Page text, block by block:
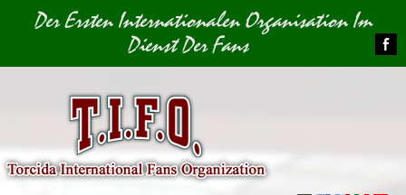
Image 01Der Ersten Internationalen Organisation Im
Dienst Der Fans